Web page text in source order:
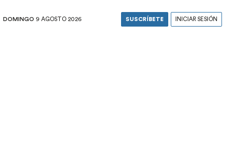
DOMINGO 9 AGOSTO 2026 SUSCRÍBETE INICIAR SESIÓN